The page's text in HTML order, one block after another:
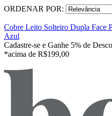
ORDENAR POR:
Cobre Leito Solteiro Dupla Face
Azul
Cadastre-se e Ganhe 5% de
*acima de R$199,00